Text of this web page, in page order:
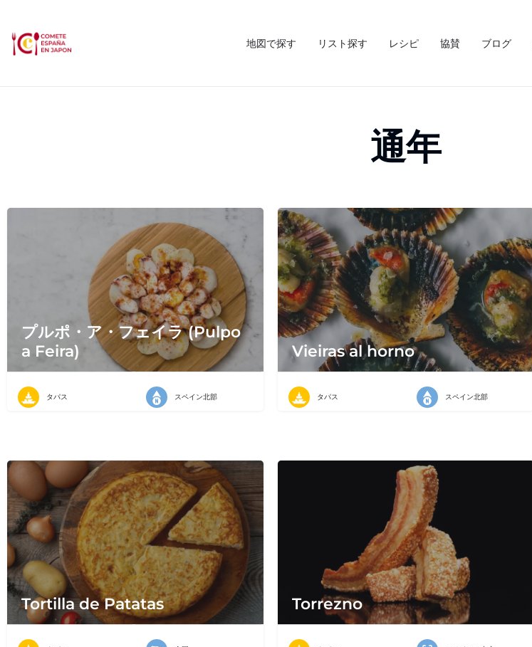
地図で探す リスト探す レシピ 協賛 ブログ
通年
プルポ・ア・フェイラ (Pulpo
a Feira)
タパス スペイン北部
Vieiras al horno
タパス スペイン北部
Tortilla de Patatas Torrezno